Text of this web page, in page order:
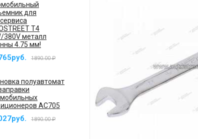
для
T4
380V металл
4.75 мм!
1890.00 ₽
полуавтомат
AC705
1890.00 ₽